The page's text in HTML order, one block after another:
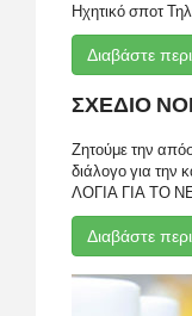
Ηχητικό σποτ
Διαβάστε
ΣΧΕΔΙΟ
Ζητούμε την
διάλογο για την
ΛΟΓΙΑ ΓΙΑ ΤΟ
Διαβάστε